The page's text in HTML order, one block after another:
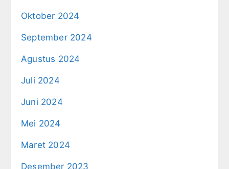
Oktober 2024
September 2024
Agustus 2024
Juli 2024
Juni 2024
Mei 2024
Maret 2024
Desember 2023